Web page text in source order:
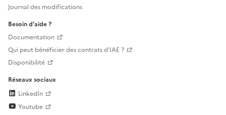
Journal des modifications
Besoin d'aide ?
Documentation
Qui peut bénéficier des contrats d'IAE ?
Disponibilité
Réseaux sociaux
LinkedIn
Youtube